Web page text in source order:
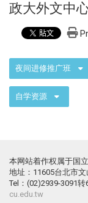
政大外文中
夜间进修推广班
自学资源
本网站着作权属于国
地址：11605台北市
Tel：(02)2939-3091
cu.edu.tw